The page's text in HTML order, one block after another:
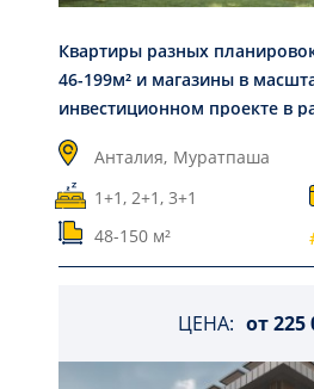
Квартиры разных
46-199м² и магазины в
инвестиционном проекте в
Муратпаша
Анталия, Муратпаша
1+1, 2+1, 3+1
48-150 м²
ЦЕНА: от225